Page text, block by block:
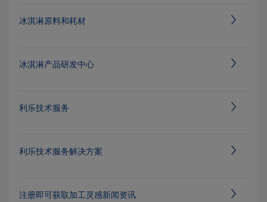
冰淇淋原料和耗材
冰淇淋产品研发中心
利乐技术服务
利乐技术服务解决方案
注册即可获取加工灵感新闻资讯